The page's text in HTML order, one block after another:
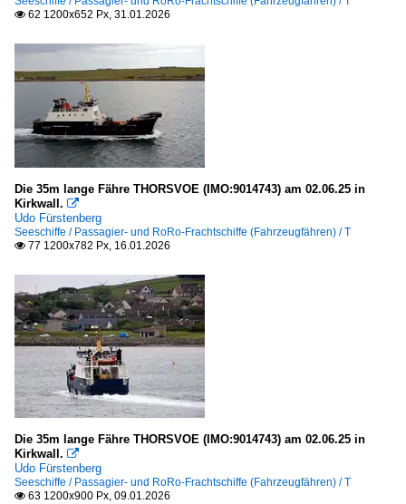
Trelleborg
Palma de Mallorca
Seeschiffe
Offshore-Versorgungs- und Hilfsschiffe
V
Passagier- und RoRo-Frachtschiffe (Fahrzeugfähren)
B
G
M
Ro-Ro Frachtschiffe
 62 1200x652 Px, 31.01.2026
Die 35m lange Fähre THORSVOE (IMO:9014743) am 02.06.25 in
Kirkwall. 
Udo Fürstenberg
Seeschiffe / Passagier- und RoRo-Frachtschiffe (Fahrzeugfähren) / T
 77 1200x782 Px, 16.01.2026
Die 35m lange Fähre THORSVOE (IMO:9014743) am 02.06.25 in
Kirkwall. 
Udo Fürstenberg
Seeschiffe / Passagier- und RoRo-Frachtschiffe (Fahrzeugfähren) / T
 63 1200x900 Px, 09.01.2026